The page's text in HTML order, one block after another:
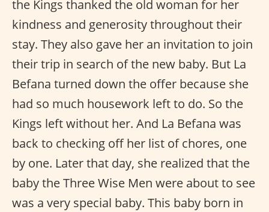
the Kings thanked the old woman for her
kindness and generosity throughout their
stay. They also gave her an invitation to join
their trip in search of the new baby. But La
Befana turned down the offer because she
had so much housework left to do. So the
Kings left without her. And La Befana was
back to checking off her list of chores, one
by one. Later that day, she realized that the
baby the Three Wise Men were about to see
was a very special baby. This baby born in